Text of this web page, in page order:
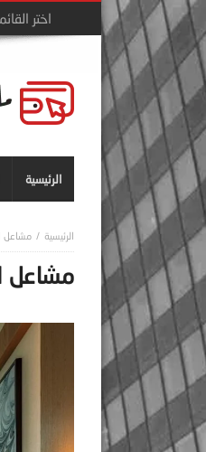
الرئيسية
مشاعل
مشاعل